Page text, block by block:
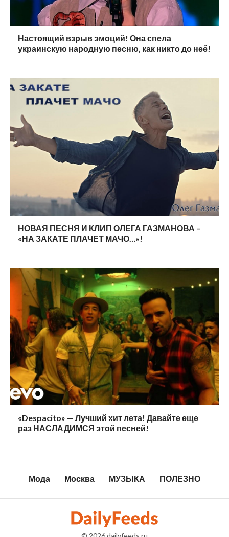
Настоящий взрыв эмоций! Она спела
украинскую народную песню, как никто до неё!
НОВАЯ ПЕСНЯ И КЛИП ОЛЕГА ГАЗМАНОВА –
«НА ЗАКАТЕ ПЛАЧЕТ МАЧО…»!
«Despacito» — Лучший хит лета! Давайте еще
раз НАСЛАДИМСЯ этой песней!
Мода Москва МУЗЫКА ПОЛЕЗНО